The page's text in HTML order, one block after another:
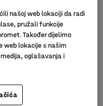
našoj web lokaciji da radi
pružali funkcije
Također dijelimo
web lokacije s našim
oglašavanja i